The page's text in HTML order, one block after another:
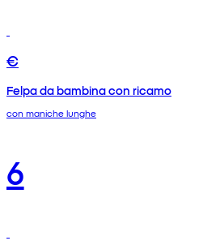
€
Felpa da bambina con ricamo
con maniche lunghe
6